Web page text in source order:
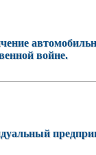
войне.